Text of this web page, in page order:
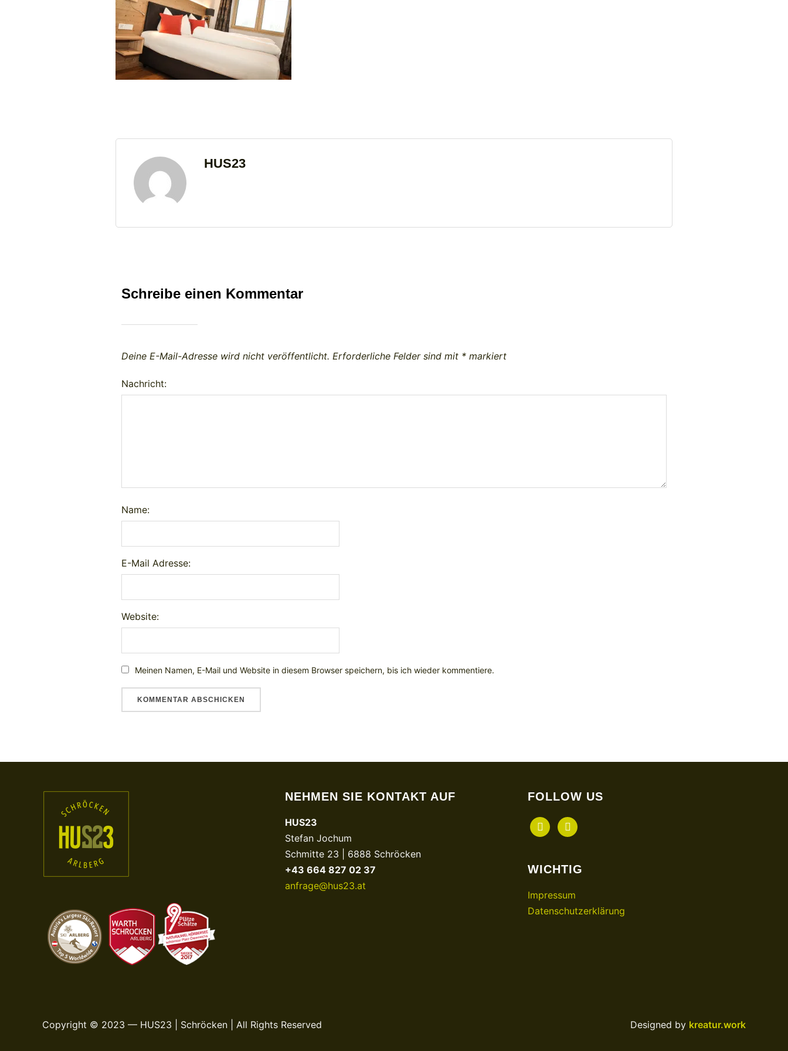
HUS23
Schreibe einen Kommentar
Deine E-Mail-Adresse wird nicht veröffentlicht. Erforderliche Felder sind mit * markiert
Nachricht:
Name:
E-Mail Adresse:
Website:
Meinen Namen, E-Mail und Website in diesem Browser speichern, bis ich wieder kommentiere.
NEHMEN SIE KONTAKT AUF
HUS23
Stefan Jochum
Schmitte 23 | 6888 Schröcken
+43 664 827 02 37
anfrage@hus23.at
FOLLOW US
facebookinstagram
WICHTIG
Impressum
Datenschutzerklärung
Copyright © 2023 — HUS23 | Schröcken | All Rights Reserved Designed by kreatur.work